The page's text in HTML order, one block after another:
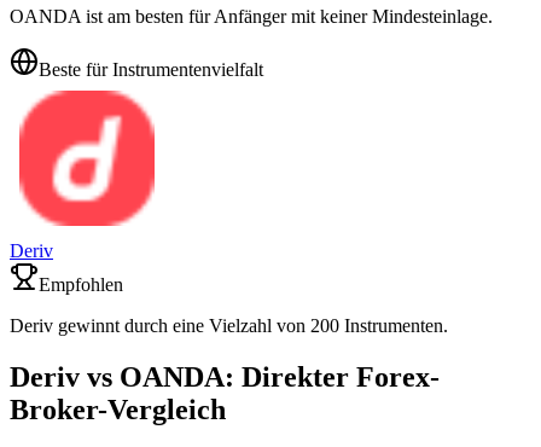
OANDA ist am besten für Anfänger mit keiner Mindesteinlage.
Beste für Instrumentenvielfalt
Deriv
Empfohlen
Deriv gewinnt durch eine Vielzahl von 200 Instrumenten.
Deriv vs OANDA: Direkter Forex-
Broker-Vergleich